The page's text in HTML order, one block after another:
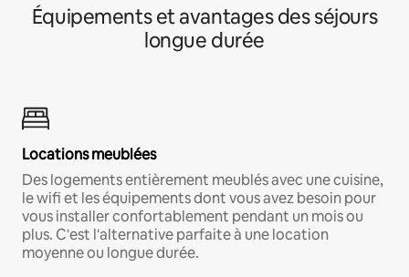
Équipements et avantages des séjours
longue durée
Locations meublées
Des logements entièrement meublés avec une cuisine,
le wifi et les équipements dont vous avez besoin pour
vous installer confortablement pendant un mois ou
plus. C'est l'alternative parfaite à une location
moyenne ou longue durée.